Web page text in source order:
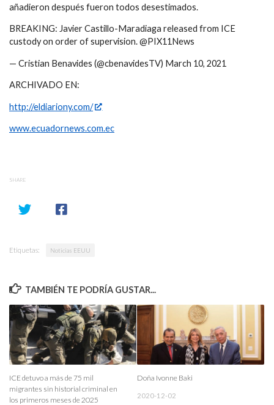
añadieron después fueron todos desestimados.
BREAKING: Javier Castillo-Maradiaga released from ICE
custody on order of supervision. @PIX11News
— Cristian Benavides (@cbenavidesTV) March 10, 2021
ARCHIVADO EN:
http://eldiariony.com/
www.ecuadornews.com.ec
SHARE
Etiquetas: Noticias EEUU
TAMBIÉN TE PODRÍA GUSTAR...
ICE detuvo a más de 75 mil
migrantes sin historial criminal en
los primeros meses de 2025
Doña Ivonne Baki
2020-12-02